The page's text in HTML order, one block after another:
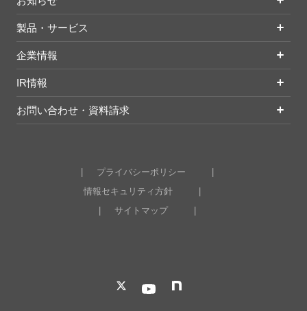
製品・サービス
企業情報
IR情報
お問い合わせ・資料請求
プライバシーポリシー
情報セキュリティ方針
サイトマップ